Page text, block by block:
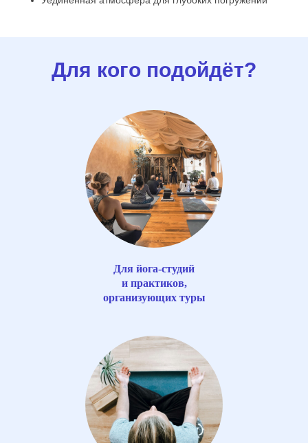
Для кого подойдёт?
Для йога-студий
и практиков,
организующих туры